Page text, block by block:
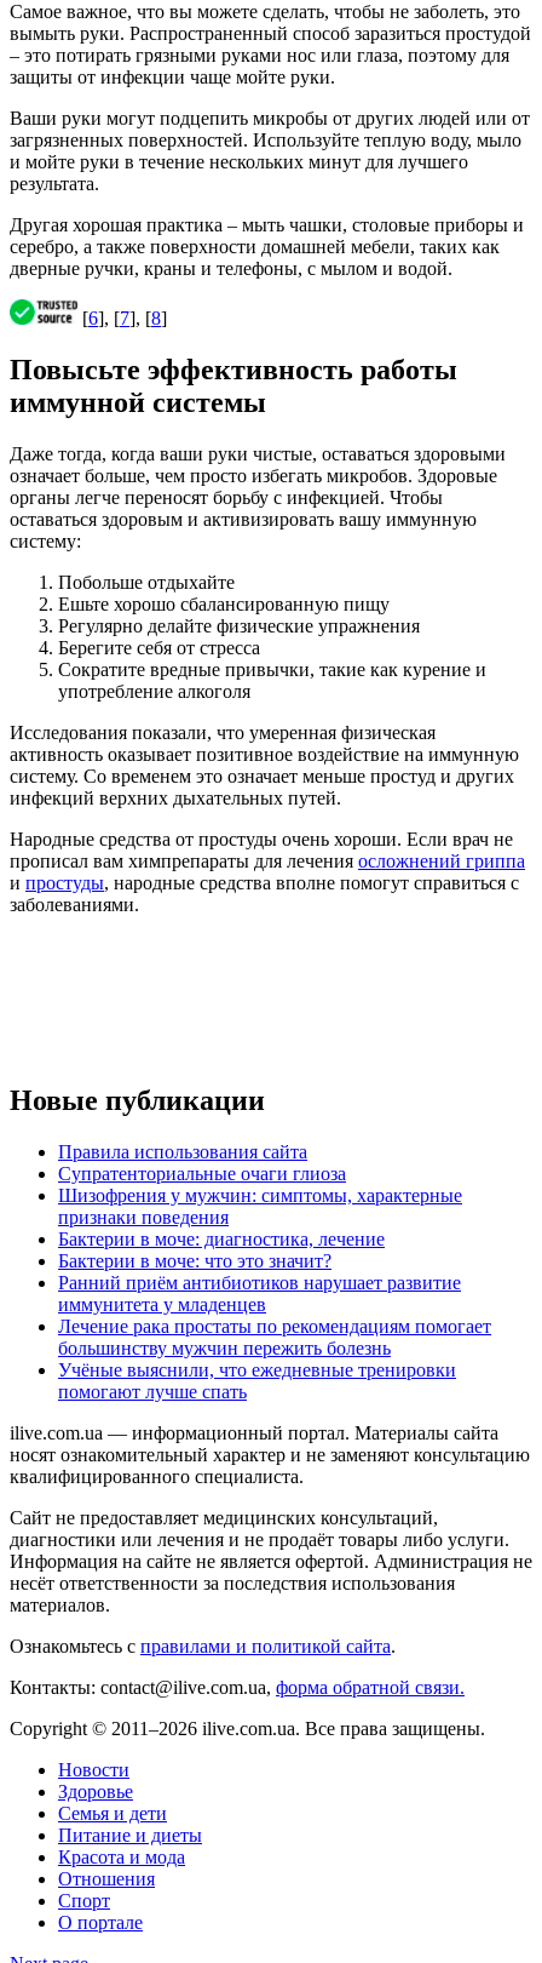
Самое важное, что вы можете сделать, чтобы не заболеть, это
вымыть руки. Распространенный способ заразиться простудой
– это потирать грязными руками нос или глаза, поэтому для
защиты от инфекции чаще мойте руки.
Ваши руки могут подцепить микробы от других людей или от
загрязненных поверхностей. Используйте теплую воду, мыло
и мойте руки в течение нескольких минут для лучшего
результата.
Другая хорошая практика – мыть чашки, столовые приборы и
серебро, а также поверхности домашней мебели, таких как
дверные ручки, краны и телефоны, с мылом и водой.
[6], [7], [8]
Повысьте эффективность работы
иммунной системы
Даже тогда, когда ваши руки чистые, оставаться здоровыми
означает больше, чем просто избегать микробов. Здоровые
органы легче переносят борьбу с инфекцией. Чтобы
оставаться здоровым и активизировать вашу иммунную
систему:
Побольше отдыхайте
Ешьте хорошо сбалансированную пищу
Регулярно делайте физические упражнения
Берегите себя от стресса
Сократите вредные привычки, такие как курение и
употребление алкоголя
Исследования показали, что умеренная физическая
активность оказывает позитивное воздействие на иммунную
систему. Со временем это означает меньше простуд и других
инфекций верхних дыхательных путей.
Народные средства от простуды очень хороши. Если врач не
прописал вам химпрепараты для лечения осложнений гриппа
и простуды, народные средства вполне помогут справиться с
заболеваниями.
Новые публикации
Правила использования сайта
Супратенториальные очаги глиоза
Шизофрения у мужчин: симптомы, характерные
признаки поведения
Бактерии в моче: диагностика, лечение
Бактерии в моче: что это значит?
Ранний приём антибиотиков нарушает развитие
иммунитета у младенцев
Лечение рака простаты по рекомендациям помогает
большинству мужчин пережить болезнь
Учёные выяснили, что ежедневные тренировки
помогают лучше спать
ilive.com.ua — информационный портал. Материалы сайта
носят ознакомительный характер и не заменяют консультацию
квалифицированного специалиста.
Сайт не предоставляет медицинских консультаций,
диагностики или лечения и не продаёт товары либо услуги.
Информация на сайте не является офертой. Администрация не
несёт ответственности за последствия использования
материалов.
Ознакомьтесь с правилами и политикой сайта.
Контакты: contact@ilive.com.ua, форма обратной связи.
Copyright © 2011–2026 ilive.com.ua. Все права защищены.
Новости
Здоровье
Семья и дети
Питание и диеты
Красота и мода
Отношения
Спорт
О портале